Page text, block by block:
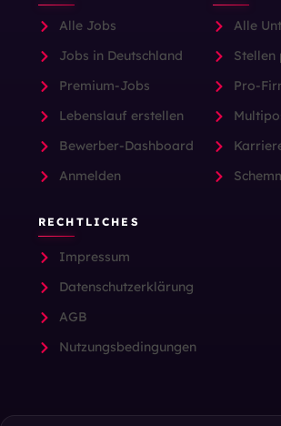
Alle Jobs
Jobs in Deutschland
Premium-Jobs
Lebenslauf erstellen
Bewerber-Dashboard
Anmelden
Alle
Stellen
Pro-
RECHTLICHES
Impressum
Datenschutzerklärung
AGB
Nutzungsbedingungen